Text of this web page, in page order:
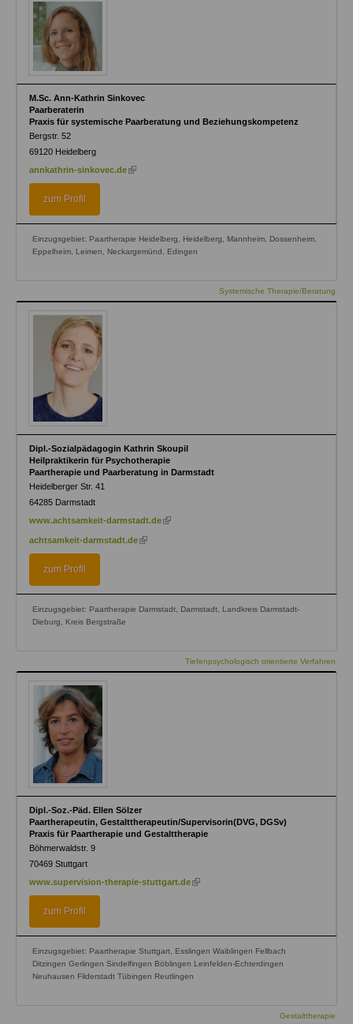
M.Sc. Ann-Kathrin Sinkovec
Paarberaterin
Praxis für systemische Paarberatung und Beziehungskompetenz
Bergstr. 52
69120 Heidelberg
annkathrin-sinkovec.de (link
zum Profil
Einzugsgebiet: Paartherapie Heidelberg, Heidelberg, Mannheim, Dossenheim,
Eppelheim, Leimen, Neckargemünd, Edingen
Systemische Therapie/Beratung
Dipl.-Sozialpädagogin Kathrin Skoupil
Heilpraktikerin für Psychotherapie
Paartherapie und Paarberatung in Darmstadt
Heidelberger Str. 41
64285 Darmstadt
www.achtsamkeit-darmstadt.de(link
achtsamkeit-darmstadt.de(link
zum Profil
Einzugsgebiet: Paartherapie Darmstadt, Darmstadt, Landkreis Darmstadt-
Dieburg, Kreis Bergstraße
Tiefenpsychologisch orientierte Verfahren
Dipl.-Soz.-Päd. Ellen Sölzer
Paartherapeutin, Gestalttherapeutin/Supervisorin(DVG, DGSv)
Praxis für Paartherapie und Gestalttherapie
Böhmerwaldstr. 9
70469 Stuttgart
www.supervision-therapie-stuttgart.de (link
zum Profil
Einzugsgebiet: Paartherapie Stuttgart, Esslingen Waiblingen Fellbach
Ditzingen Gerlingen Sindelfingen Böblingen Leinfelden-Echterdingen
Neuhausen Filderstadt Tübingen Reutlingen
Gestalttherapie